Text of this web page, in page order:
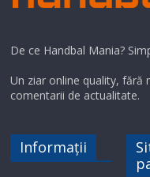
De ce Handbal Mania?
Un ziar online quality,
comentarii de actualitate.
Informații